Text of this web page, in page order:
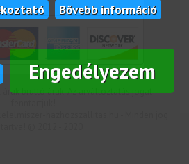
Bővebb információ
Engedélyezem
árak bruttó árak. Az árváltoztatás jogát